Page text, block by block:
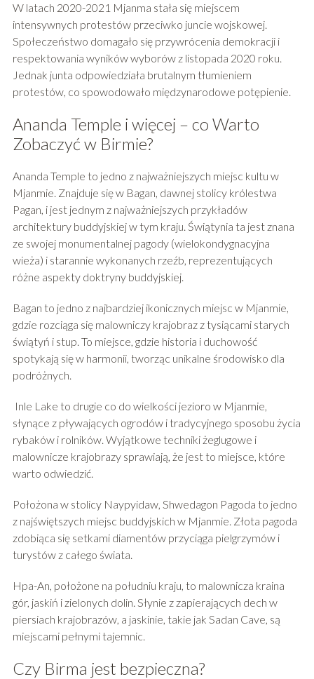
W latach 2020-2021 Mjanma stała się miejscem
intensywnych protestów przeciwko juncie wojskowej.
Społeczeństwo domagało się przywrócenia demokracji i
respektowania wyników wyborów z listopada 2020 roku.
Jednak junta odpowiedziała brutalnym tłumieniem
protestów, co spowodowało międzynarodowe potępienie.
Ananda Temple i więcej – co Warto
Zobaczyć w Birmie?
Ananda Temple to jedno z najważniejszych miejsc kultu w
Mjanmie. Znajduje się w Bagan, dawnej stolicy królestwa
Pagan, i jest jednym z najważniejszych przykładów
architektury buddyjskiej w tym kraju. Świątynia ta jest znana
ze swojej monumentalnej pagody (wielokondygnacyjna
wieża) i starannie wykonanych rzeźb, reprezentujących
różne aspekty doktryny buddyjskiej.
Bagan to jedno z najbardziej ikonicznych miejsc w Mjanmie,
gdzie rozciąga się malowniczy krajobraz z tysiącami starych
świątyń i stup. To miejsce, gdzie historia i duchowość
spotykają się w harmonii, tworząc unikalne środowisko dla
podróżnych.
Inle Lake to drugie co do wielkości jezioro w Mjanmie,
słynące z pływających ogrodów i tradycyjnego sposobu życia
rybaków i rolników. Wyjątkowe techniki żeglugowe i
malownicze krajobrazy sprawiają, że jest to miejsce, które
warto odwiedzić.
Położona w stolicy Naypyidaw, Shwedagon Pagoda to jedno
z najświętszych miejsc buddyjskich w Mjanmie. Złota pagoda
zdobiąca się setkami diamentów przyciąga pielgrzymów i
turystów z całego świata.
Hpa-An, położone na południu kraju, to malownicza kraina
gór, jaskiń i zielonych dolin. Słynie z zapierających dech w
piersiach krajobrazów, a jaskinie, takie jak Sadan Cave, są
miejscami pełnymi tajemnic.
Czy Birma jest bezpieczna?